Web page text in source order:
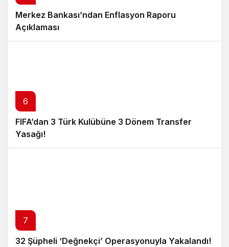
Merkez Bankası’ndan Enflasyon Raporu
Açıklaması
6
FIFA’dan 3 Türk Kulübüne 3 Dönem Transfer
Yasağı!
7
32 Şüpheli ‘Değnekçi’ Operasyonuyla Yakalandı!